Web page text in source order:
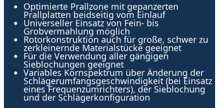
Optimierte Prallzone mit gepanzerten
Prallplatten beidseitig vom Einlauf
Universeller Einsatz von Fein- bis
Grobvermahlung möglich
Rotorkonstruktion auch für große, schwer zu
zerkleinernde Materialstücke geeignet
Für die Verwendung aller gängigen
Sieblochungen geeignet
Variables Kornspektrum über Änderung der
Schlägerumfangsgeschwindigkeit (bei Einsatz
eines Frequenzumrichters), der Sieblochung
und der Schlägerkonfiguration